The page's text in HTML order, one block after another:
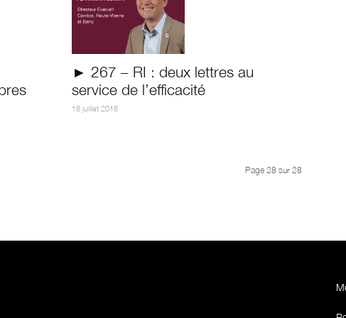
► 267 – RI : deux lettres au
service de l’efficacité
18 juillet 2018
Page 28 sur 28